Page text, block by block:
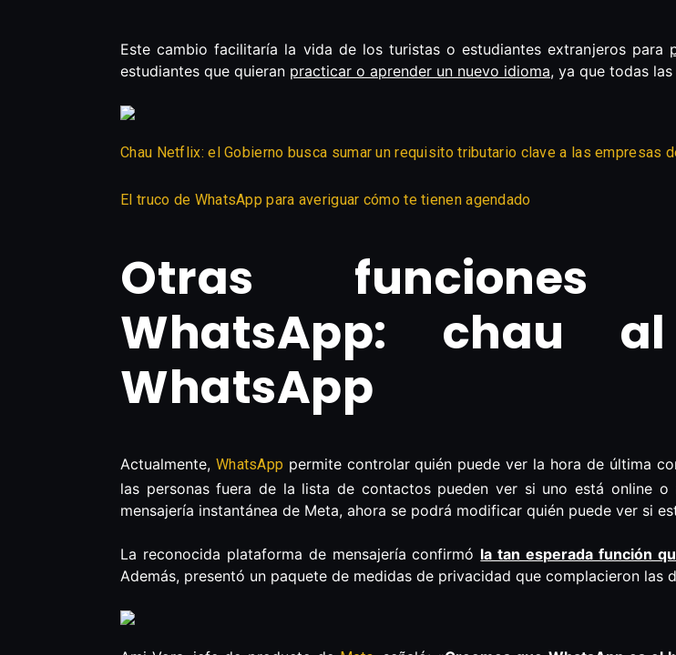
Este cambio facilitaría la vida de los turistas o estudiantes extranjeros para
estudiantes que quieran practicar o aprender un nuevo idioma, ya que todas
Chau Netflix: el Gobierno busca sumar un requisito tributario clave a las empresas
El truco de WhatsApp para averiguar cómo te tienen agendado
Otras funciones
WhatsApp: chau
WhatsApp
Actualmente, WhatsApp permite controlar quién puede ver la hora de última
las personas fuera de la lista de contactos pueden ver si uno está online
mensajería instantánea de Meta, ahora se podrá modificar quién puede ver si
La reconocida plataforma de mensajería confirmó la tan esperada función
Además, presentó un paquete de medidas de privacidad que complacieron las